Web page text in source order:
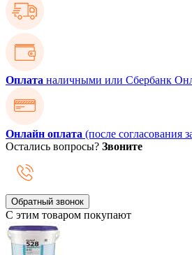
Оплата наличными или Сбербанк
Онлайн оплата (после согласования
Остались вопросы? Звоните
Обратный звонок
С этим товаром покупают